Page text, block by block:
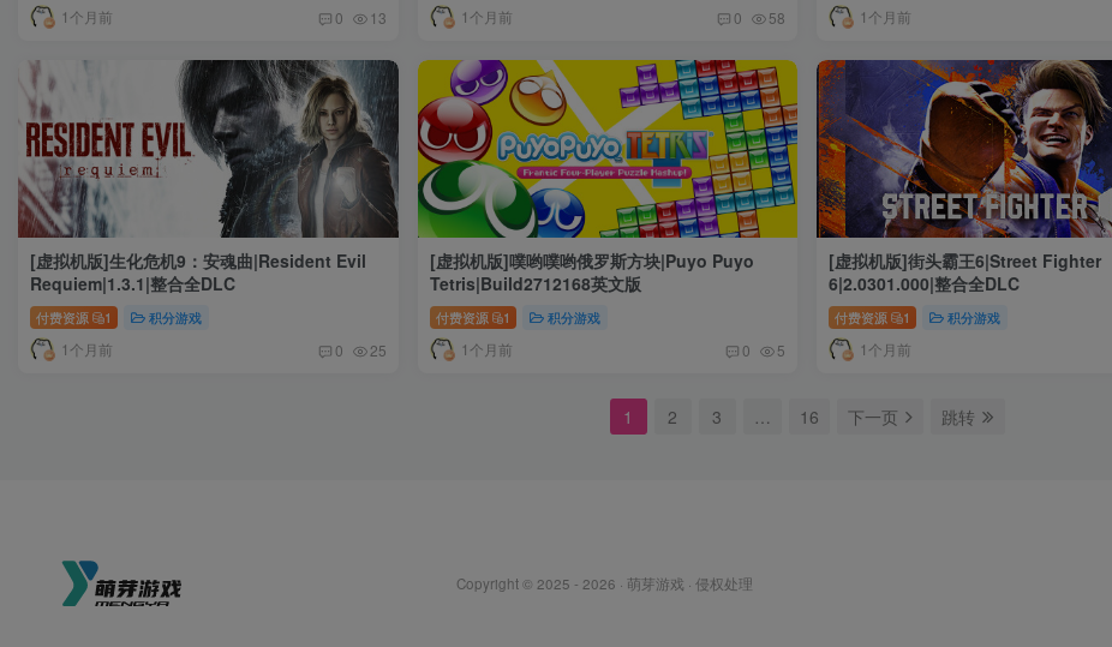
1个月前 0 13 1个月前 0 58 1个月前
[虚拟机版]生化危机9：安魂曲|Resident Evil
Requiem|1.3.1|整合全DLC
付费资源 1 积分游戏
1个月前 0 25
[虚拟机版]噗哟噗哟俄罗斯方块|Puyo Puyo
Tetris|Build2712168英文版
付费资源 1 积分游戏
1个月前 0 5
[虚拟机版]街头霸王6|Street Fighter
6|2.0301.000|整合全DLC
付费资源 1 积分游戏
1个月前
1 2 3 … 16 下一页 跳转
Copyright © 2025 - 2026 · 萌芽游戏 · 侵权处理